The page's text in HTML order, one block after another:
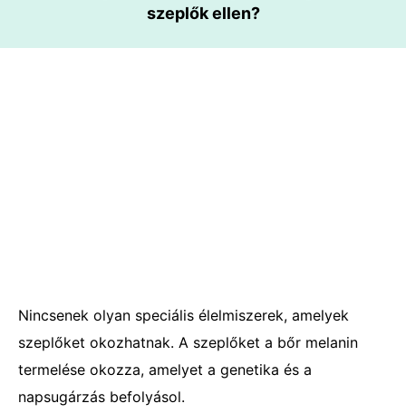
szeplők ellen?
Nincsenek olyan speciális élelmiszerek, amelyek
szeplőket okozhatnak. A szeplőket a bőr melanin
termelése okozza, amelyet a genetika és a
napsugárzás befolyásol.